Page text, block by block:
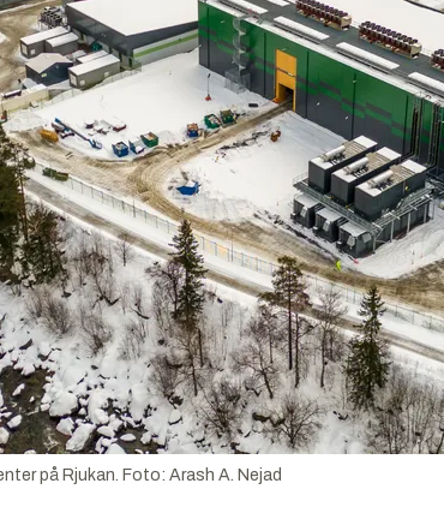
på Rjukan. Foto: Arash A. Nejad